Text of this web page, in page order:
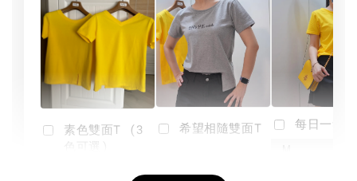
素色雙面T (3
希望相隨雙面T 每日一笑